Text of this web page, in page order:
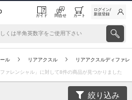
ガイド 問合せ カート
ログイン/
新規登録
ル リアアクスル リアアクスルディファレ
ファレンシャル」に対して8件の商品が見つかりました
絞り込み